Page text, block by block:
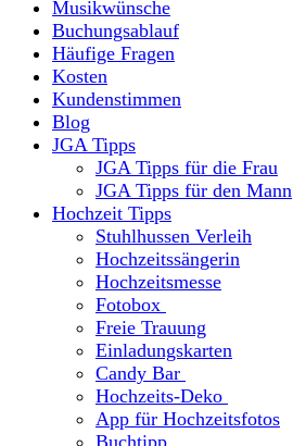
Musikwünsche
Buchungsablauf
Häufige Fragen
Kosten
Kundenstimmen
Blog
JGA Tipps
JGA Tipps für die Frau
JGA Tipps für den Mann
Hochzeit Tipps
Stuhlhussen Verleih
Hochzeitssängerin
Hochzeitsmesse
Fotobox
Freie Trauung
Einladungskarten
Candy Bar
Hochzeits-Deko
App für Hochzeitsfotos
Buchtipp